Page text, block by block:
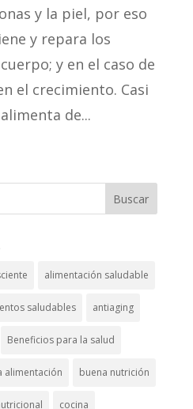
y la piel, por eso
y repara los
y en el caso de
el crecimiento. Casi
de...
alimentación saludable
saludables antiaging
Beneficios para la salud
alimentación buena nutrición
cocina